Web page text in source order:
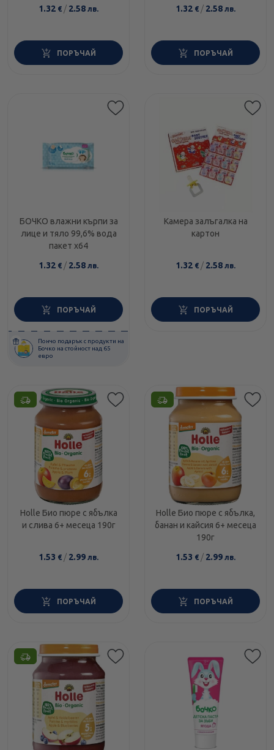
1.32 € / 2.58 лв.
ПОРЪЧАЙ
1.32 € / 2.58 лв.
ПОРЪЧАЙ
БОЧКО влажни кърпи за
лице и тяло 99,6% вода
пакет х64
1.32 € / 2.58 лв.
ПОРЪЧАЙ
Пончо подарък с продукти на
Бочко на стойност над 65
евро
Камера залъгалка на
картон
1.32 € / 2.58 лв.
ПОРЪЧАЙ
Holle Био пюре с ябълка
и слива 6+ месеца 190г
1.53 € / 2.99 лв.
ПОРЪЧАЙ
Holle Био пюре с ябълка,
банан и кайсия 6+ месеца
190г
1.53 € / 2.99 лв.
ПОРЪЧАЙ